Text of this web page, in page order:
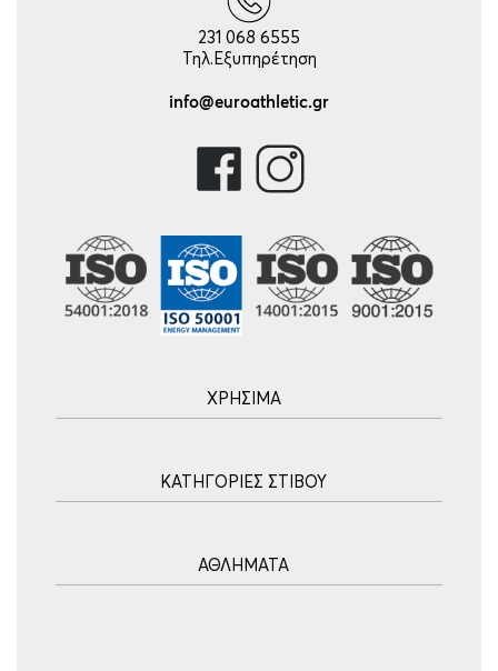
231 068 6555
Τηλ.Εξυπηρέτηση
info@euroathletic.gr
ΧΡΗΣΙΜΑ
Blog
Τρόποι Πληρωμής
ΚΑΤΗΓΟΡΙΕΣ ΣΤΙΒΟΥ
Σφυροβολία
ΑΘΛΗΜΑΤΑ